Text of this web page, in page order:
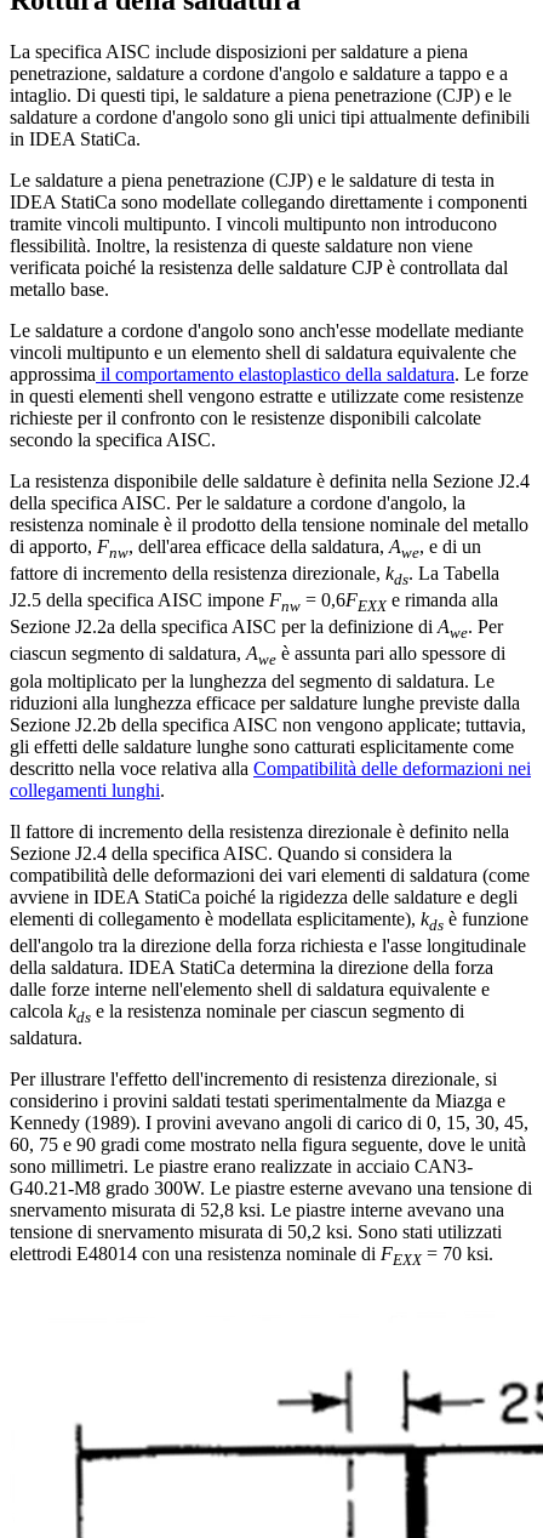
La specifica AISC include disposizioni per saldature a piena
penetrazione, saldature a cordone d'angolo e saldature a tappo e a
intaglio. Di questi tipi, le saldature a piena penetrazione (CJP) e le
saldature a cordone d'angolo sono gli unici tipi attualmente definibili
in IDEA StatiCa.
Le saldature a piena penetrazione (CJP) e le saldature di testa in
IDEA StatiCa sono modellate collegando direttamente i componenti
tramite vincoli multipunto. I vincoli multipunto non introducono
flessibilità. Inoltre, la resistenza di queste saldature non viene
verificata poiché la resistenza delle saldature CJP è controllata dal
metallo base.
Le saldature a cordone d'angolo sono anch'esse modellate mediante
vincoli multipunto e un elemento shell di saldatura equivalente che
approssima il comportamento elastoplastico della saldatura. Le forze
in questi elementi shell vengono estratte e utilizzate come resistenze
richieste per il confronto con le resistenze disponibili calcolate
secondo la specifica AISC.
La resistenza disponibile delle saldature è definita nella Sezione J2.4
della specifica AISC. Per le saldature a cordone d'angolo, la
resistenza nominale è il prodotto della tensione nominale del metallo
di apporto, Fnw, dell'area efficace della saldatura, Awe, e di un
fattore di incremento della resistenza direzionale, kds. La Tabella
J2.5 della specifica AISC impone Fnw = 0,6FEXXe rimanda alla
Sezione J2.2a della specifica AISC per la definizione di Awe. Per
ciascun segmento di saldatura,Awe è assunta pari allo spessore di
gola moltiplicato per la lunghezza del segmento di saldatura. Le
riduzioni alla lunghezza efficace per saldature lunghe previste dalla
Sezione J2.2b della specifica AISC non vengono applicate; tuttavia,
gli effetti delle saldature lunghe sono catturati esplicitamente come
descritto nella voce relativa alla Compatibilità delle deformazioni nei
collegamenti lunghi.
Il fattore di incremento della resistenza direzionale è definito nella
Sezione J2.4 della specifica AISC. Quando si considera la
compatibilità delle deformazioni dei vari elementi di saldatura (come
avviene in IDEA StatiCa poiché la rigidezza delle saldature e degli
elementi di collegamento è modellata esplicitamente), kds è funzione
dell'angolo tra la direzione della forza richiesta e l'asse longitudinale
della saldatura. IDEA StatiCa determina la direzione della forza
dalle forze interne nell'elemento shell di saldatura equivalente e
calcola kds e la resistenza nominale per ciascun segmento di
saldatura.
Per illustrare l'effetto dell'incremento di resistenza direzionale, si
considerino i provini saldati testati sperimentalmente da Miazga e
Kennedy (1989). I provini avevano angoli di carico di 0, 15, 30, 45,
60, 75 e 90 gradi come mostrato nella figura seguente, dove le unità
sono millimetri. Le piastre erano realizzate in acciaio CAN3-
G40.21-M8 grado 300W. Le piastre esterne avevano una tensione di
snervamento misurata di 52,8 ksi. Le piastre interne avevano una
tensione di snervamento misurata di 50,2 ksi. Sono stati utilizzati
elettrodi E48014 con una resistenza nominale di FEXX= 70 ksi.